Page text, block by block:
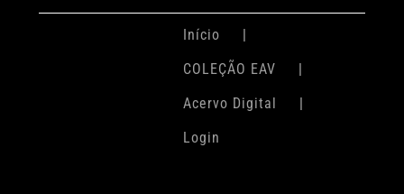
Início
COLEÇÃO EAV
Acervo Digital
Login